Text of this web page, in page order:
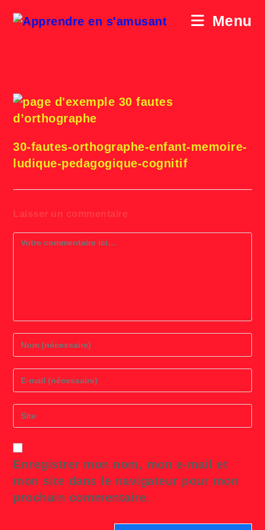
content
Menu
30-fautes-orthographe-enfant-memoire-
ludique-pedagogique-cognitif
Laisser un commentaire
Comment
Enter
your
or
username
to
comment
Enter
your
address
comment
Saisir
l’URL
votre
site
(facultatif)
Enregistrer mon nom, mon e-mail et
mon site dans le navigateur pour mon
prochain commentaire.